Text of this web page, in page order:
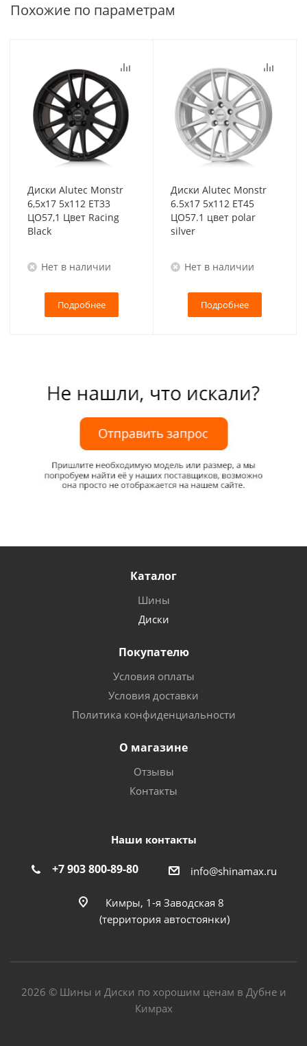
Похожие по параметрам
Диски Alutec Monstr
6,5x17 5x112 ET33
ЦО57,1 Цвет Racing
Black
Нет в наличии
Подробнее
Диски Alutec Monstr
6.5x17 5x112 ET45
ЦО57.1 цвет polar
silver
Нет в наличии
Подробнее
Каталог
Шины
Диски
Покупателю
Условия оплаты
Условия доставки
Политика конфиденциальности
О магазине
Отзывы
Контакты
Наши контакты
+7 903 800-89-80 info@shinamax.ru
Кимры, 1-я Заводская 8
(территория автостоянки)
2026 © Шины и Диски по хорошим ценам в Дубне и
Кимрах